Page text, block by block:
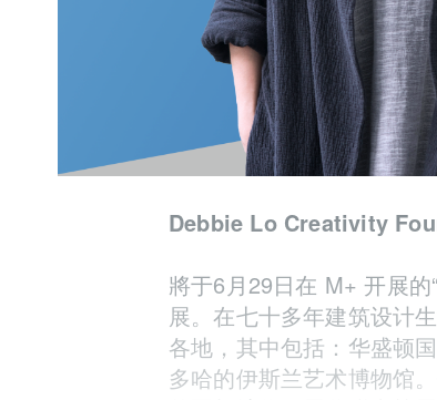
Debbie Lo Creativity
將于6月29日在 M+ 开展
展。在七十多年建筑设计
各地，其中包括：华盛顿
多哈的伊斯兰艺术博物馆